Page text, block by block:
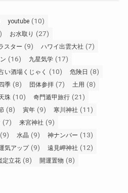
youtube (10)
お水取り (27)
スター (9) ハワイ出雲大社 (7)
(16) 九星気学 (17)
い酒場くじゃく (10) 危険日 (8)
四季 (8) 団体参拝 (7) 土用 (8)
珠 (10) 奇門遁甲旅行 (21)
(8) 寅年 (9) 寒川神社 (11)
(7) 来宮神社 (9)
(9) 水晶 (9) 神ナンバー (13)
気アップ(9) 遠見岬神社 (12)
定立花 (8) 開運置物 (8)